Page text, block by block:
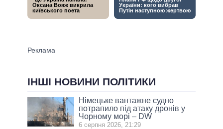
ІНШІ НОВИНИ ПОЛІТИКИ
Німецьке вантажне судно
потрапило під атаку дронів у
Чорному морі – DW
6 серпня 2026, 21:29